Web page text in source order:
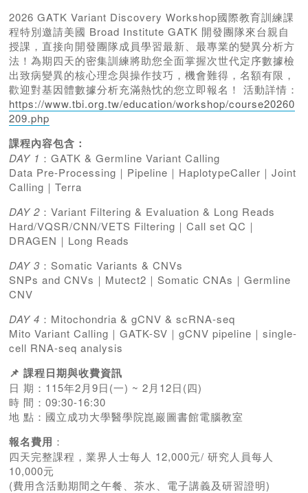
2026 GATK Variant Discovery Workshop國際教育訓練課
程特別邀請美國 Broad Institute GATK 開發團隊來台親自
授課，直接向開發團隊成員學習最新、最專業的變異分析方
法！為期四天的密集訓練將助您全面掌握次世代定序數據檢
出致病變異的核心理念與操作技巧，機會難得，名額有限，
歡迎對基因體數據分析充滿熱忱的您立即報名！ 活動詳情：
https://www.tbi.org.tw/education/workshop/course20260
209.php
課程內容包含：
DAY 1 ：GATK & Germline Variant Calling
Data Pre-Processing｜Pipeline｜HaplotypeCaller｜Joint
Calling｜Terra
DAY 2 ：Variant Filtering & Evaluation & Long Reads
Hard/VQSR/CNN/VETS Filtering｜Call set QC｜
DRAGEN｜Long Reads
DAY 3 ：Somatic Variants & CNVs
SNPs and CNVs｜Mutect2｜Somatic CNAs｜Germline
CNV
DAY 4 ：Mitochondria & gCNV & scRNA-seq
Mito Variant Calling｜GATK-SV｜gCNV pipeline｜single-
cell RNA-seq analysis
📌 課程日期與收費資訊
日 期：115年2月9日(一) ~ 2月12日(四)
時 間：09:30-16:30
地 點：國立成功大學醫學院崑巖圖書館電腦教室
報名費用 ：
四天完整課程，業界人士每人 12,000元/ 研究人員每人
10,000元
(費用含活動期間之午餐、茶水、電子講義及研習證明)